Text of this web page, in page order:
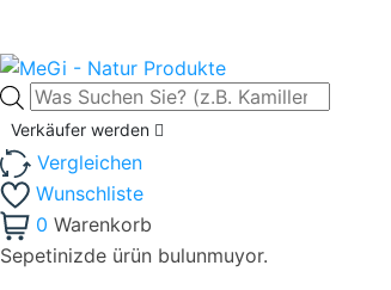
Products
search
Verkäufer werden
Vergleichen
Wunschliste
0 Warenkorb
Sepetinizde ürün bulunmuyor.